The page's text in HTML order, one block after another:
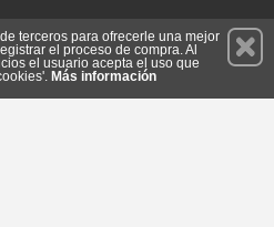
Suscríbete
terceros para ofrecerle una mejor
el proceso de compra. Al
el usuario acepta el uso que
Más información